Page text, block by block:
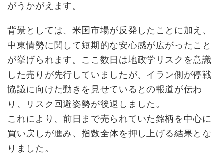
がうかがえます。
背景としては、米国市場が反発したことに加え、
中東情勢に関して短期的な安心感が広がったこと
が挙げられます。ここ数日は地政学リスクを意識
した売りが先行していましたが、イラン側が停戦
協議に向けた動きを見せているとの報道が伝わ
り、リスク回避姿勢が後退しました。
これにより、前日まで売られていた銘柄を中心に
買い戻しが進み、指数全体を押し上げる結果とな
りました。